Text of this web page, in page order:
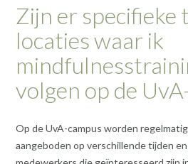
Zijn er specifieke
locaties waar ik
volgen op de
Op de UvA-campus worden
aangeboden op verschillende tijden